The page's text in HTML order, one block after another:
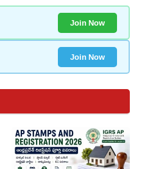
Join Now
Join Now